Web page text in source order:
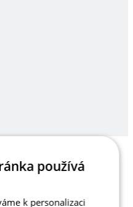
používá
k personalizaci